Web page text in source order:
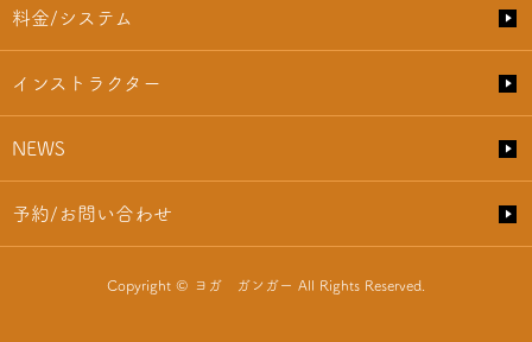
料金/システム
インストラクター
NEWS
予約/お問い合わせ
Copyright © ヨガ ガンガー All Rights Reserved.